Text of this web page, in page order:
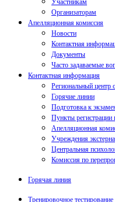
Участникам
Организаторам
Апелляционная комиссия
Новости
Контактная
Документы
Часто задаваемые
Контактная информация
Региональный центр
Горячие линии
Подготовка к
Пункты
Апелляционная
Учреждения
Центральная
Комиссия по
Горячая линия
Тренировочное тестирование